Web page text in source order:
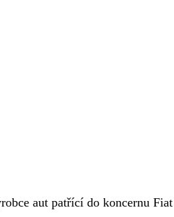
aut patřící do koncernu